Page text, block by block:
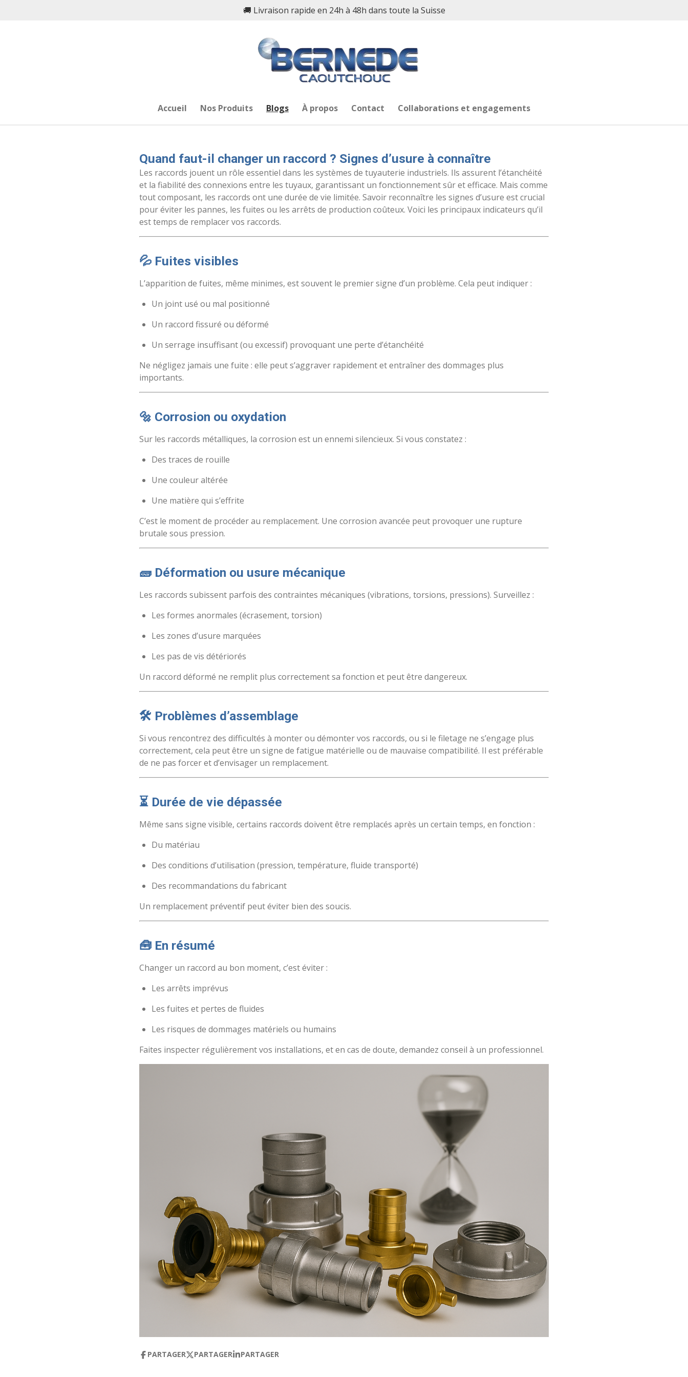
🚚 Livraison rapide en 24h à 48h dans toute la Suisse
Accueil Nos Produits Blogs À propos Contact Collaborations et engagements
Quand faut-il changer un raccord ? Signes d’usure à connaître
Les raccords jouent un rôle essentiel dans les systèmes de tuyauterie industriels. Ils assurent l’étanchéité
et la fiabilité des connexions entre les tuyaux, garantissant un fonctionnement sûr et efficace. Mais comme
tout composant, les raccords ont une durée de vie limitée. Savoir reconnaître les signes d’usure est crucial
pour éviter les pannes, les fuites ou les arrêts de production coûteux. Voici les principaux indicateurs qu’il
est temps de remplacer vos raccords.
💦 Fuites visibles
L’apparition de fuites, même minimes, est souvent le premier signe d’un problème. Cela peut indiquer :
Un joint usé ou mal positionné
Un raccord fissuré ou déformé
Un serrage insuffisant (ou excessif) provoquant une perte d’étanchéité
Ne négligez jamais une fuite : elle peut s’aggraver rapidement et entraîner des dommages plus
importants.
🔩 Corrosion ou oxydation
Sur les raccords métalliques, la corrosion est un ennemi silencieux. Si vous constatez :
Des traces de rouille
Une couleur altérée
Une matière qui s’effrite
C’est le moment de procéder au remplacement. Une corrosion avancée peut provoquer une rupture
brutale sous pression.
🧱 Déformation ou usure mécanique
Les raccords subissent parfois des contraintes mécaniques (vibrations, torsions, pressions). Surveillez :
Les formes anormales (écrasement, torsion)
Les zones d’usure marquées
Les pas de vis détériorés
Un raccord déformé ne remplit plus correctement sa fonction et peut être dangereux.
🛠️ Problèmes d’assemblage
Si vous rencontrez des difficultés à monter ou démonter vos raccords, ou si le filetage ne s’engage plus
correctement, cela peut être un signe de fatigue matérielle ou de mauvaise compatibilité. Il est préférable
de ne pas forcer et d’envisager un remplacement.
⏳ Durée de vie dépassée
Même sans signe visible, certains raccords doivent être remplacés après un certain temps, en fonction :
Du matériau
Des conditions d’utilisation (pression, température, fluide transporté)
Des recommandations du fabricant
Un remplacement préventif peut éviter bien des soucis.
🧰 En résumé
Changer un raccord au bon moment, c’est éviter :
Les arrêts imprévus
Les fuites et pertes de fluides
Les risques de dommages matériels ou humains
Faites inspecter régulièrement vos installations, et en cas de doute, demandez conseil à un professionnel.
PARTAGER PARTAGER PARTAGER